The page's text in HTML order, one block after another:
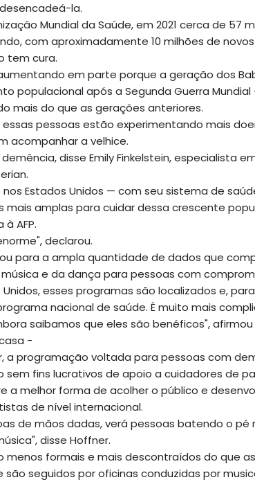
la.
Mundial da Saúde, em 2021 cerca de 57
com aproximadamente 10 milhões de
tem cura.
em parte porque a geração dos
populacional após a Segunda Guerra
mais do que as gerações anteriores.
essas pessoas estão experimentando mais
acompanhar a velhice.
disse Emily Finkelstein, especialista
nos Estados Unidos — com seu sistema de
mais amplas para cuidar dessa crescente
AFP.
declarou.
para a ampla quantidade de dados que
e da dança para pessoas com
Unidos, esses programas são localizados e,
nacional de saúde. É muito mais
saibamos que eles são benéficos", afirmou
-
a programação voltada para pessoas com
sem fins lucrativos de apoio a cuidadores de
a melhor forma de acolher o público e
de nível internacional.
de mãos dadas, verá pessoas batendo o
disse Hoffner.
menos formais e mais descontraídos do que
são seguidos por oficinas conduzidas por